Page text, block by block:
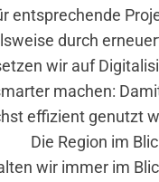
entsprechende
durch
wir auf
machen:
effizient genutzt
Die Region im
wir immer im